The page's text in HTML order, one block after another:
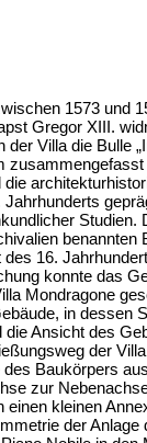
1573 und
Gregor XIII.
Villa die Bulle
Studien.
16.
konnte das
Mondragone
in dessen
Ansicht des
der
Baukörpers
zur
kleinen
der